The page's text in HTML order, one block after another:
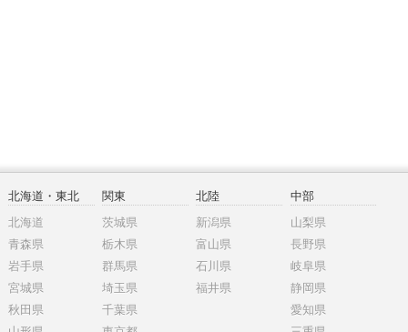
北海道・東北
北海道
青森県
岩手県
宮城県
秋田県
関東
茨城県
栃木県
群馬県
埼玉県
千葉県
北陸
新潟県
富山県
石川県
福井県
中部
山梨県
長野県
岐阜県
静岡県
愛知県